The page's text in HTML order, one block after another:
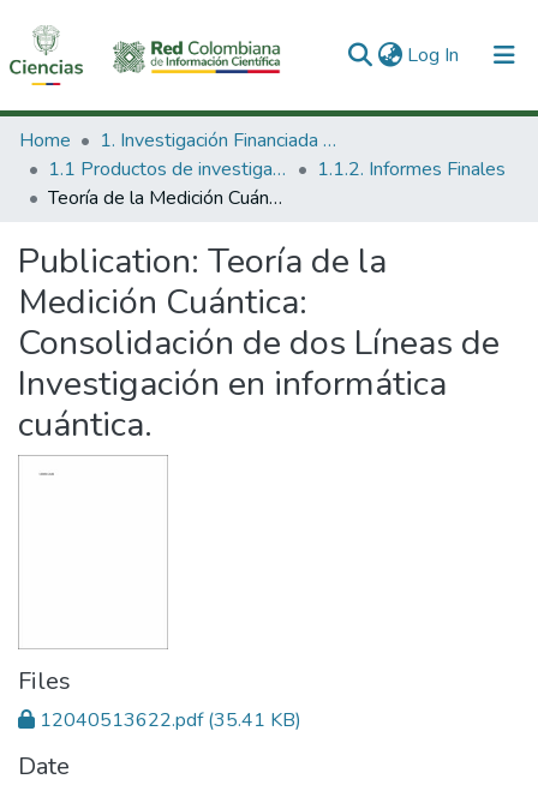
Log In (current)
Communities & Collections
All of DSpace
Home
1. Investigación Financiada con Recursos Públicos
1.1 Productos de investigación
1.1.2. Informes Finales
Teoría de la Medición Cuántica: Consolidación de dos Líneas de Investigación en informática cuántica.
Publication: Teoría de la
Medición Cuántica:
Consolidación de dos Líneas de
Investigación en informática
cuántica.
Files
12040513622.pdf(35.41 KB)
Date